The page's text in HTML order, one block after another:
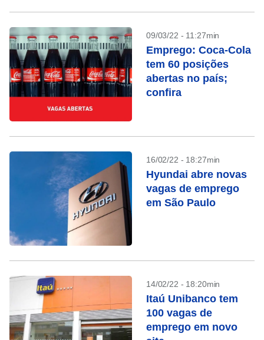
09/03/22 - 11:27min
Emprego: Coca-Cola
tem 60 posições
abertas no país;
confira
16/02/22 - 18:27min
Hyundai abre novas
vagas de emprego
em São Paulo
14/02/22 - 18:20min
Itaú Unibanco tem
100 vagas de
emprego em novo